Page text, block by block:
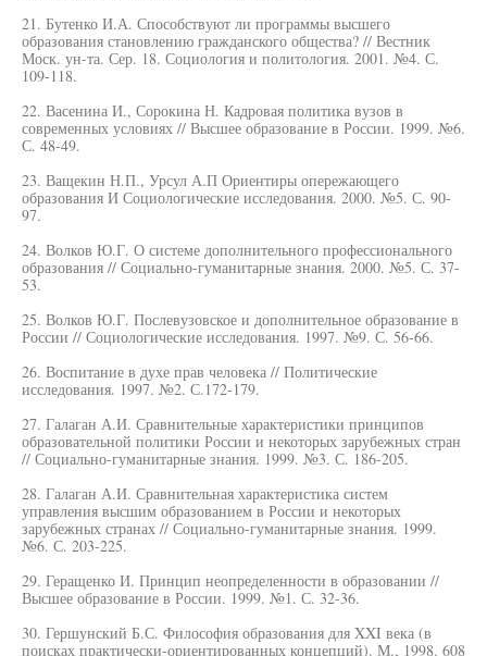
21. Бутенко И.А. Способствуют ли программы высшего
образования становлению гражданского общества? // Вестник
Моск. ун-та. Сер. 18. Социология и политология. 2001. №4. С.
109-118.
22. Васенина И., Сорокина Н. Кадровая политика вузов в
современных условиях // Высшее образование в России. 1999. №6.
С. 48-49.
23. Ващекин Н.П., Урсул А.П Ориентиры опережающего
образования И Социологические исследования. 2000. №5. С. 90-
97.
24. Волков Ю.Г. О системе дополнительного профессионального
образования // Социально-гуманитарные знания. 2000. №5. С. 37-
53.
25. Волков Ю.Г. Послевузовское и дополнительное образование в
России // Социологические исследования. 1997. №9. С. 56-66.
26. Воспитание в духе прав человека // Политические
исследования. 1997. №2. С.172-179.
27. Галаган А.И. Сравнительные характеристики принципов
образовательной политики России и некоторых зарубежных стран
// Социально-гуманитарные знания. 1999. №3. С. 186-205.
28. Галаган А.И. Сравнительная характеристика систем
управления высшим образованием в России и некоторых
зарубежных странах // Социально-гуманитарные знания. 1999.
№6. С. 203-225.
29. Геращенко И. Принцип неопределенности в образовании //
Высшее образование в России. 1999. №1. С. 32-36.
30. Гершунский Б.С. Философия образования для XXI века (в
поисках практически-ориентированных концепций). М., 1998. 608